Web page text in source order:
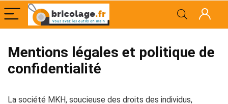
Mentions légales et politique de
confidentialité
La société MKH, soucieuse des droits des individus,